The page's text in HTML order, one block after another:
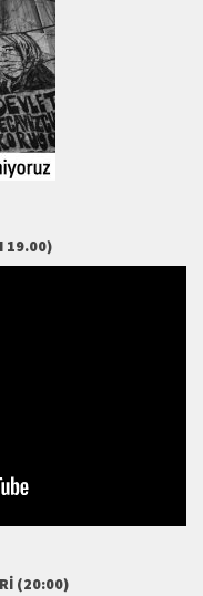
19.00)
(20:00)